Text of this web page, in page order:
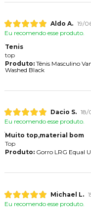
Aldo A. 19/
Eu recomendo esse produto.
Tenis
top
Produto:Tênis Masculino
Washed Black
Dacio S. 18/
Eu recomendo esse produto.
Muito top,material bom
Top
Produto:Gorro LRG Equal
Michael L.
Eu recomendo esse produto.